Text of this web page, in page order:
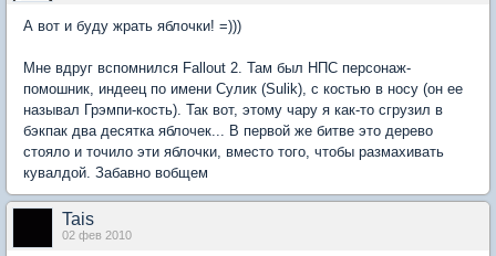
А вот и буду жрать яблочки! =)))
Мне вдруг вспомнился Fallout 2. Там был НПС персонаж-
помошник, индеец по имени Сулик (Sulik), с костью в носу (он ее
называл Грэмпи-кость). Так вот, этому чару я как-то сгрузил в
бэкпак два десятка яблочек... В первой же битве это дерево
стояло и точило эти яблочки, вместо того, чтобы размахивать
кувалдой. Забавно вобщем
Tais
02 фев 2010